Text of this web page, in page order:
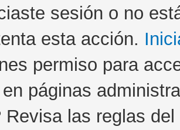
sesión o no
esta acción.
permiso para
páginas
Revisa las reglas